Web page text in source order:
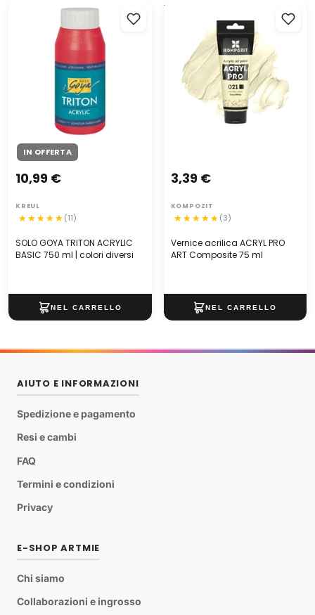
SOLO GOYA TRITON ACRYLIC
BASIC 750 ml | colori diversi
IN OFFERTA
SOLO GOYA TRITON ACRYLIC
BASIC 750 ml | colori diversi
10,99 €
KREUL
(11)
Vernice acrilica ACRYL PRO
ART Composite 75 ml
Vernice acrilica ACRYL PRO
ART Composite 75 ml
3,39 €
KOMPOZIT
(3)
AIUTO E INFORMAZIONI
Spedizione e pagamento
Resi e cambi
FAQ
Termini e condizioni
Privacy
E-SHOP ARTMIE
Chi siamo
Collaborazioni e ingrosso